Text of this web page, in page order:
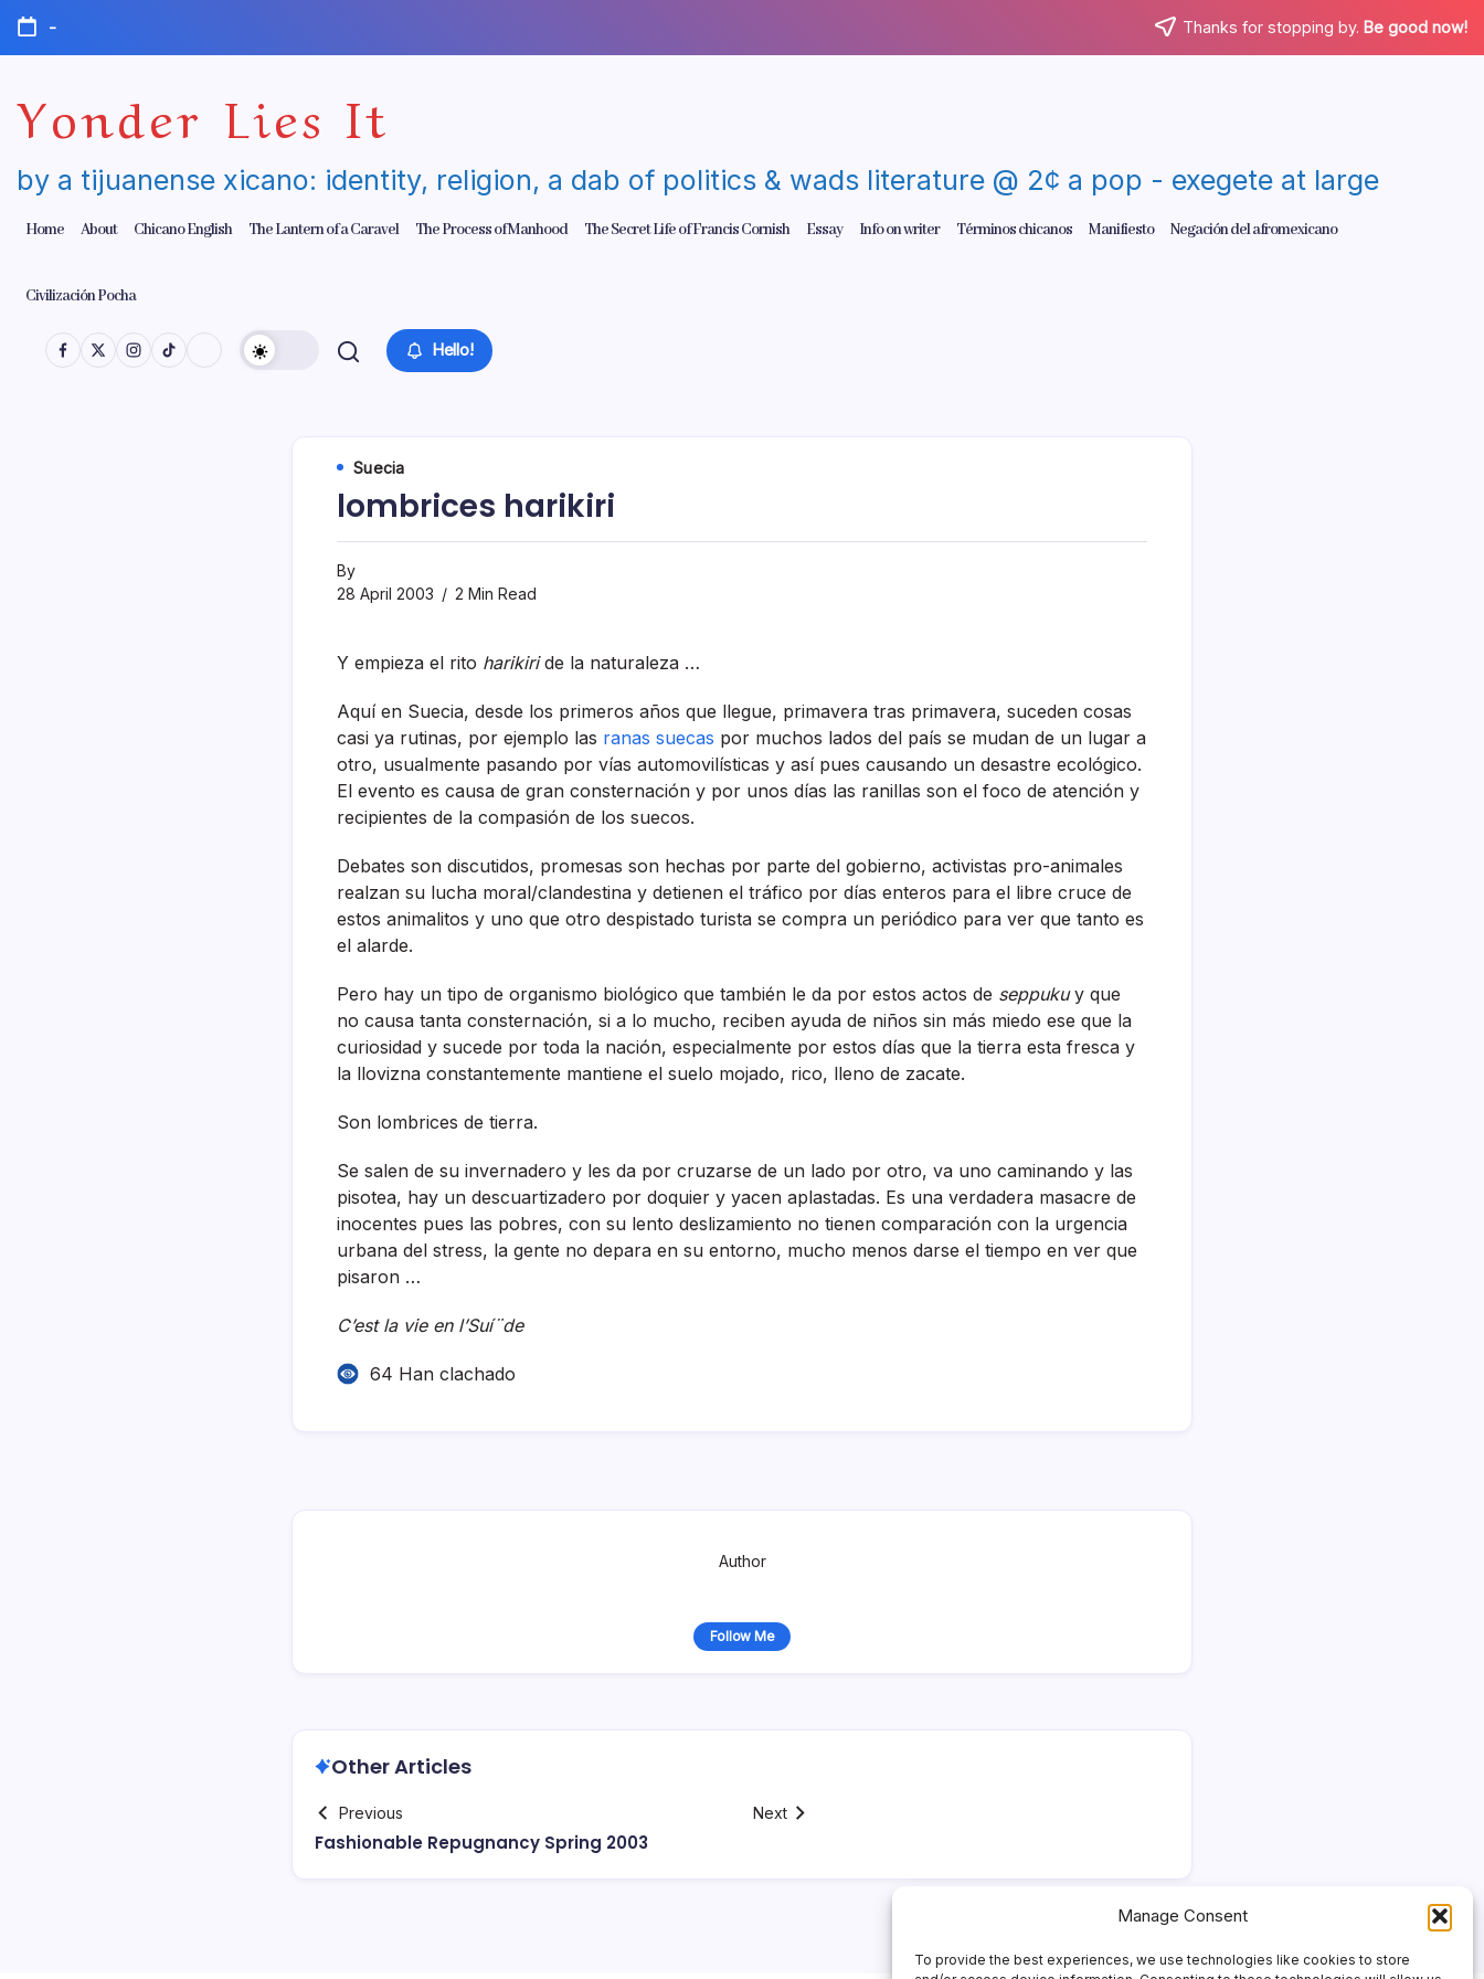
Manage Consent
To provide the best experiences, we use technologies like cookies to store
Skip
content
- Thanks for stopping by. Be good now!
Yonder Lies It
by a tijuanense xicano: identity, religion, a dab of politics & wads literature @ 2¢ a pop - exegete at large
Home About Chicano English The Lantern of a Caravel The Process of Manhood The Secret Life of Francis Cornish Essay Info on writer Términos chicanos Manifiesto Negación del afromexicano
Civilización Pocha
Hello!
Suecia
lombrices harikiri
By
28 April 2003
2 Min Read
Y empieza el rito harikiride la naturaleza …
Aquí­ en Suecia, desde los primeros años que llegue, primavera tras primavera, suceden cosas
casi ya rutinas, por ejemplo las ranas suecas por muchos lados del paí­s se mudan de un lugar a
otro, usualmente pasando por ví­as automovilí­sticas y así­ pues causando un desastre ecológico.
El evento es causa de gran consternación y por unos dí­as las ranillas son el foco de atención y
recipientes de la compasión de los suecos.
Debates son discutidos, promesas son hechas por parte del gobierno, activistas pro-animales
realzan su lucha moral/clandestina y detienen el tráfico por dí­as enteros para el libre cruce de
estos animalitos y uno que otro despistado turista se compra un periódico para ver que tanto es
el alarde.
Pero hay un tipo de organismo biológico que también le da por estos actos de seppukuy que
no causa tanta consternación, si a lo mucho, reciben ayuda de niños sin más miedo ese que la
curiosidad y sucede por toda la nación, especialmente por estos dí­as que la tierra esta fresca y
la llovizna constantemente mantiene el suelo mojado, rico, lleno de zacate.
Son lombrices de tierra.
Se salen de su invernadero y les da por cruzarse de un lado por otro, va uno caminando y las
pisotea, hay un descuartizadero por doquier y yacen aplastadas. Es una verdadera masacre de
inocentes pues las pobres, con su lento deslizamiento no tienen comparación con la urgencia
urbana del stress, la gente no depara en su entorno, mucho menos darse el tiempo en ver que
pisaron …
C’est la vie en l’Suí¨de
64 Han clachado
Author
Follow Me
Other Articles
Previous
Fashionable Repugnancy Spring 2003
Next